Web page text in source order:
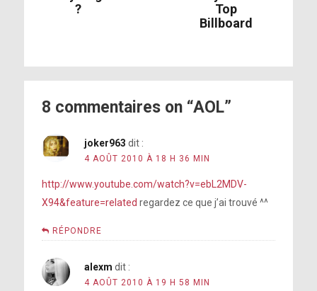
?
Top
Billboard
8 commentaires on “AOL”
joker963 dit :
4 AOÛT 2010 À 18 H 36 MIN
http://www.youtube.com/watch?v=ebL2MDV-
X94&feature=related regardez ce que j’ai trouvé ^^
RÉPONDRE
alexm dit :
4 AOÛT 2010 À 19 H 58 MIN